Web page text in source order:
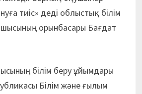
тиіс» деді облыстық білім
орынбасары Бағдат
білім беру ұйымдары
Білім және ғылым